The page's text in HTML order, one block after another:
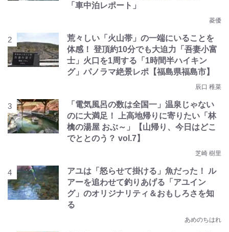
「車中泊レポート」
菱優
荒々しい「火山帯」の一端にいることを
体感！ 登頂約10分でも大迫力「吾妻小富
士」火口を1周する「1時間半ハイキン
グ」パノラマ絶景レポ【福島県福島市】
辰口 稚菜
「電気風呂の数は全国一」温泉じゃない
のに大満足！ 上高地帰りに寄りたい「林
檎の湯屋 おぶ～」【山帰り、今日はどこ
でととのう？ vol.7】
芝崎 樹里
アユは「怒らせて掛ける」魚だった！ ル
アーを追わせて釣りあげる「アユイン
グ」のオリジナリティ＆おもしろさを知
る
あめのちはれ